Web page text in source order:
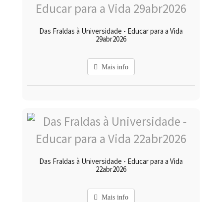
Das Fraldas à Universidade - Educar para a Vida
29abr2026
Mais info
Das Fraldas à Universidade - Educar para a Vida
22abr2026
Mais info